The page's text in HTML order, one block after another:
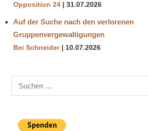
Opposition 24 31.07.2026
Auf der Suche nach den verlorenen
Gruppenvergewaltigungen
Bei Schneider 10.07.2026
Suchen
nach: